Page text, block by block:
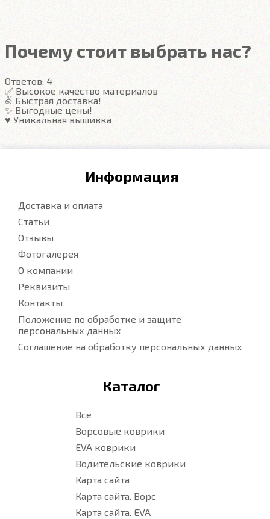
Гарантия
Подробнее
Почему стоит выбрать нас?
Ответов: 4
✅ Высокое качество материалов
✌️ Быстрая доставка!
✨ Выгодные цены!
♥️ Уникальная вышивка
Информация
Доставка и оплата
Статьи
Отзывы
Фотогалерея
О компании
Реквизиты
Контакты
Положение по обработке и защите
персональных данных
Соглашение на обработку персональных данных
Каталог
Все
Ворсовые коврики
EVA коврики
Водительские коврики
Карта сайта
Карта сайта. Ворс
Карта сайта. EVA